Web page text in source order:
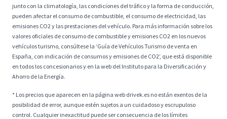
junto con la climatología, las condiciones del tráfico y la forma de conducción,
pueden afectar el consumo de combustible, el consumo de electricidad, las
emisiones CO2 y las prestaciones del vehículo. Para más información sobre los
valores oficiales de consumo de combustible y emisiones CO2 en los nuevos
vehículos turismo, consúltese la ‘Guía de Vehículos Turismo de venta en
España, con indicación de consumos y emisiones de CO2’, que está disponible
en todos los concesionarios y en la web del Instituto para la Diversificación y
Ahorro de la Energía.
* Los precios que aparecen en la página web drivek.es no están exentos de la
posibilidad de error, aunque estén sujetos a un cuidadoso y escrupuloso
control. Cualquier inexactitud puede ser consecuencia de los límites